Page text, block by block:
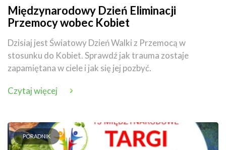
Międzynarodowy Dzień Eliminacji
Przemocy wobec Kobiet
Dzisiaj jest Światowy Dzień Walki z Przemocą w
stosunku do Kobiet. Sprawdź jak trauma zostaje
zapamiętana w ciele i jak się jej pozbyć.
Czytaj więcej
PORADNIK